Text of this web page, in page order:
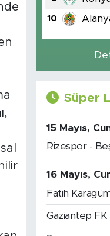
10
Süper
15 Mayıs,
Rizespor -
16 Mayıs,
Fatih
Gaziantep FK